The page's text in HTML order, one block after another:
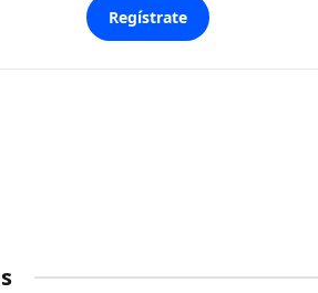
Regístrate